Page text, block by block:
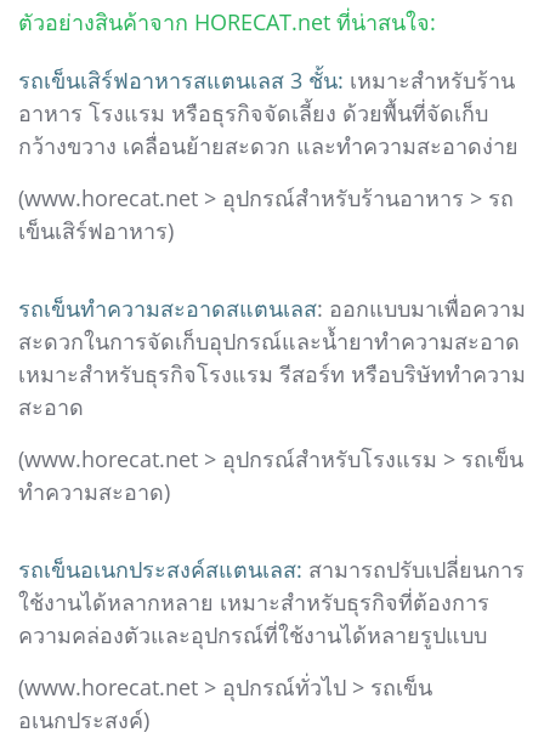
ตัวอย่างสินค้าจาก HORECAT.net ที่น่าสนใจ:
รถเข็นเสิร์ฟอาหารสแตนเลส 3 ชั้น: เหมาะสำหรับร้าน
อาหาร โรงแรม หรือธุรกิจจัดเลี้ยง ด้วยพื้นที่จัดเก็บ
กว้างขวาง เคลื่อนย้ายสะดวก และทำความสะอาดง่าย
(www.horecat.net > อุปกรณ์สำหรับร้านอาหาร > รถ
เข็นเสิร์ฟอาหาร)
รถเข็นทำความสะอาดสแตนเลส: ออกแบบมาเพื่อความ
สะดวกในการจัดเก็บอุปกรณ์และน้ำยาทำความสะอาด
เหมาะสำหรับธุรกิจโรงแรม รีสอร์ท หรือบริษัททำความ
สะอาด
(www.horecat.net > อุปกรณ์สำหรับโรงแรม > รถเข็น
ทำความสะอาด)
รถเข็นอเนกประสงค์สแตนเลส: สามารถปรับเปลี่ยนการ
ใช้งานได้หลากหลาย เหมาะสำหรับธุรกิจที่ต้องการ
ความคล่องตัวและอุปกรณ์ที่ใช้งานได้หลายรูปแบบ
(www.horecat.net > อุปกรณ์ทั่วไป > รถเข็น
อเนกประสงค์)